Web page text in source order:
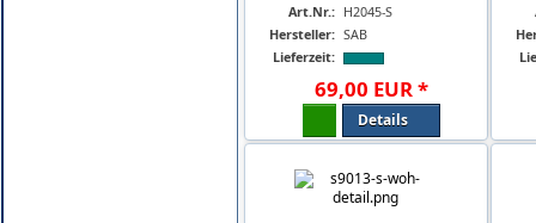
Art.Nr.: H2045-S
Hersteller: SAB
Lieferzeit:
69,00 EUR*
Details